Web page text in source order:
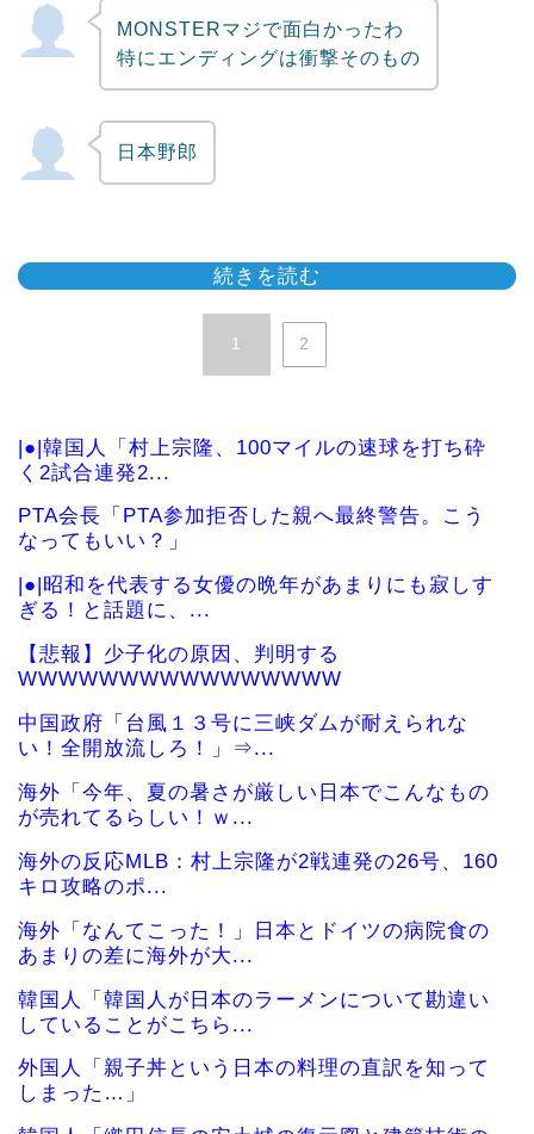
MONSTERマジで面白かったわ
特にエンディングは衝撃そのもの
日本野郎
続きを読む
1 2
|●|韓国人「村上宗隆、100マイルの速球を打ち砕
く2試合連発2...
PTA会長「PTA参加拒否した親へ最終警告。こう
なってもいい？」
|●|昭和を代表する女優の晩年があまりにも寂しす
ぎる！と話題に、...
【悲報】少子化の原因、判明する
WWWWWWWWWWWWWWWW
中国政府「台風１３号に三峡ダムが耐えられな
い！全開放流しろ！」⇒...
海外「今年、夏の暑さが厳しい日本でこんなもの
が売れてるらしい！ｗ...
海外の反応MLB：村上宗隆が2戦連発の26号、160
キロ攻略のポ...
海外「なんてこった！」日本とドイツの病院食の
あまりの差に海外が大...
韓国人「韓国人が日本のラーメンについて勘違い
していることがこちら...
外国人「親子丼という日本の料理の直訳を知って
しまった…」